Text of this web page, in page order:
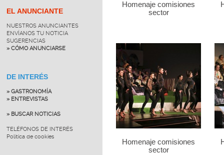
EL ANUNCIANTE
NUESTROS ANUNCIANTES
ENVÍANOS TU NOTICIA
SUGERENCIAS
» CÓMO ANUNCIARSE
DE INTERÉS
» GASTRONOMÍA
» ENTREVISTAS
» BUSCAR NOTICIAS
TELÉFONOS DE INTERÉS
Política de cookies
Homenaje comisiones
sector
Homenaje comisiones
sector